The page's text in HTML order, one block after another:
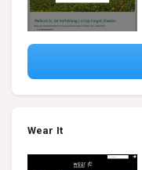
Wear It